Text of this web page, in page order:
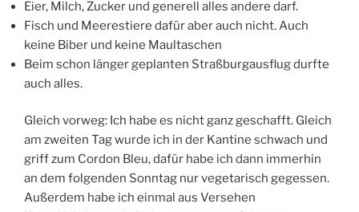
Eier, Milch, Zucker und generell alles andere darf.
Fisch und Meerestiere dafür aber auch nicht. Auch
keine Biber und keine Maultaschen
Beim schon länger geplanten Straßburgausflug durfte
auch alles.
Gleich vorweg: Ich habe es nicht ganz geschafft. Gleich
am zweiten Tag wurde ich in der Kantine schwach und
griff zum Cordon Bleu, dafür habe ich dann immerhin
an dem folgenden Sonntag nur vegetarisch gegessen.
Außerdem habe ich einmal aus Versehen